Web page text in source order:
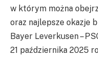
w którym można
oraz najlepsze okazje
Bayer Leverkusen –
21 października 2025